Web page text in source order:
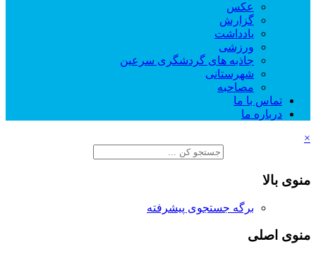
عکس
گزارش
یادداشت
ورزشی
جاذبه های گردشگری سرعین
شهرستانی
مصاحبه
تماس با ما
درباره ما
×
منوی بالا
برگه جستجوی پیشرفته
منوی اصلی